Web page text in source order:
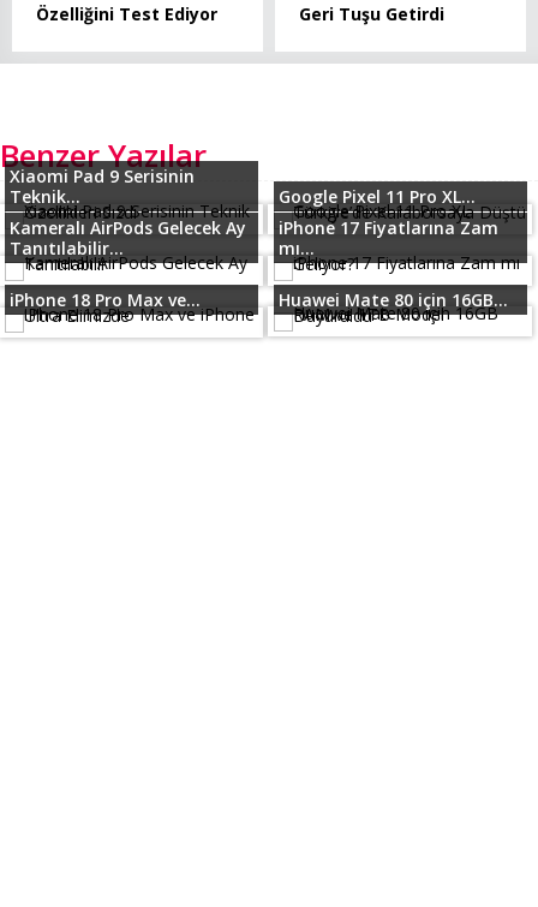
Özelliğini Test Ediyor
Geri Tuşu Getirdi
Benzer Yazılar
Xiaomi Pad 9 Serisinin
Teknik...
Google Pixel 11 Pro XL...
Kameralı AirPods Gelecek Ay
Tanıtılabilir...
iPhone 17 Fiyatlarına Zam
mı...
iPhone 18 Pro Max ve... Huawei Mate 80 için 16GB...